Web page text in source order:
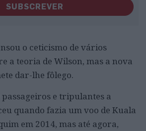
SUBSCREVER
o ceticismo de vários
a teoria de Wilson, mas a nova
dar-lhe fôlego.
passageiros e tripulantes a
quando fazia um voo de Kuala
em 2014, mas até agora,